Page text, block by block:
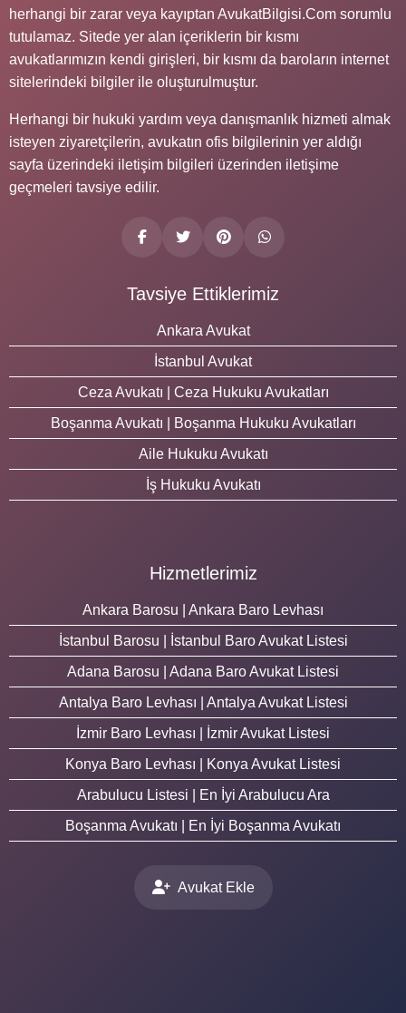
herhangi bir zarar veya kayıptan AvukatBilgisi.Com sorumlu
tutulamaz. Sitede yer alan içeriklerin bir kısmı
avukatlarımızın kendi girişleri, bir kısmı da baroların internet
sitelerindeki bilgiler ile oluşturulmuştur.
Herhangi bir hukuki yardım veya danışmanlık hizmeti almak
isteyen ziyaretçilerin, avukatın ofis bilgilerinin yer aldığı
sayfa üzerindeki iletişim bilgileri üzerinden iletişime
geçmeleri tavsiye edilir.
Tavsiye Ettiklerimiz
Ankara Avukat
İstanbul Avukat
Ceza Avukatı | Ceza Hukuku Avukatları
Boşanma Avukatı | Boşanma Hukuku Avukatları
Aile Hukuku Avukatı
İş Hukuku Avukatı
Hizmetlerimiz
Ankara Barosu | Ankara Baro Levhası
İstanbul Barosu | İstanbul Baro Avukat Listesi
Adana Barosu | Adana Baro Avukat Listesi
Antalya Baro Levhası | Antalya Avukat Listesi
İzmir Baro Levhası | İzmir Avukat Listesi
Konya Baro Levhası | Konya Avukat Listesi
Arabulucu Listesi | En İyi Arabulucu Ara
Boşanma Avukatı | En İyi Boşanma Avukatı
Avukat Ekle